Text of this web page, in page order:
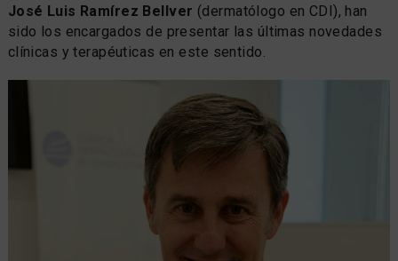
José Luis Ramírez Bellver (dermatólogo en CDI), han
sido los encargados de presentar las últimas novedades
clínicas y terapéuticas en este sentido.